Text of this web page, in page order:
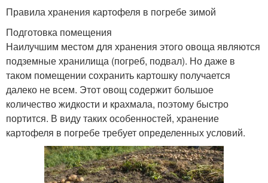
Правила хранения картофеля в погребе зимой
Подготовка помещения
Наилучшим местом для хранения этого овоща являются
подземные хранилища (погреб, подвал). Но даже в
таком помещении сохранить картошку получается
далеко не всем. Этот овощ содержит большое
количество жидкости и крахмала, поэтому быстро
портится. В виду таких особенностей, хранение
картофеля в погребе требует определенных условий.